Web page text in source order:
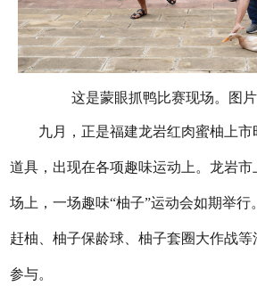
这是蒙眼抓鸭比赛现场。图
九月，正是福建龙岩红肉蜜柚上市
道具，出现在各项趣味运动上。龙岩
场上，一场趣味“柚子”运动会如期举行
赶柚、柚子保龄球、柚子套圈大作战
参与。